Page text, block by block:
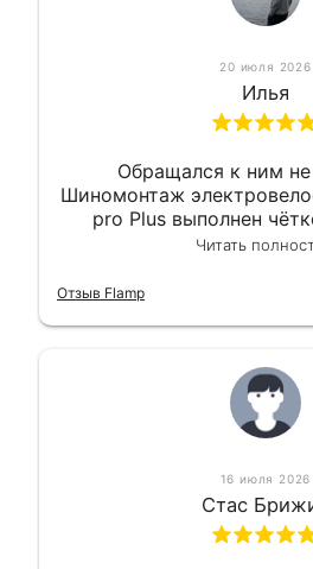
20 июля 2026
Илья
Обращался к ним не
Шиномонтаж
pro Plus выполнен
квалифицированно.
Читать
Отзыв Flamp
16 июля 2026
Стас